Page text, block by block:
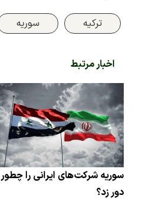
ترکیه سوریه
اخبار مرتبط
سوریه شرکت‌های ایرانی را چطور
دور زد؟